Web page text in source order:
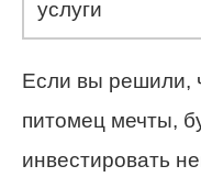
услуги
Если вы решили,
питомец мечты,
инвестировать